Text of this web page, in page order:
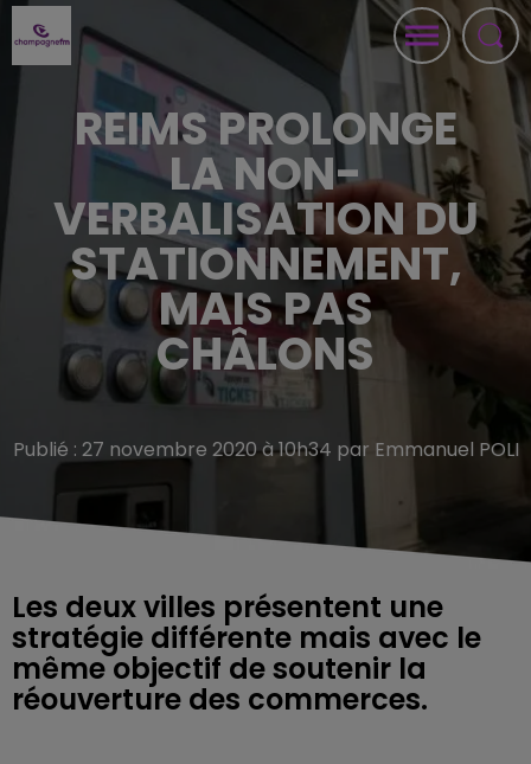
REIMS PROLONGE
LA NON-
VERBALISATION DU
STATIONNEMENT,
MAIS PAS
CHÂLONS
Publié : 27 novembre 2020 à 10h34 par Emmanuel POLI
Les deux villes présentent une
stratégie différente mais avec le
même objectif de soutenir la
réouverture des commerces.